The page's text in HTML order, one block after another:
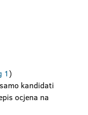
1)
kandidati
ocjena na